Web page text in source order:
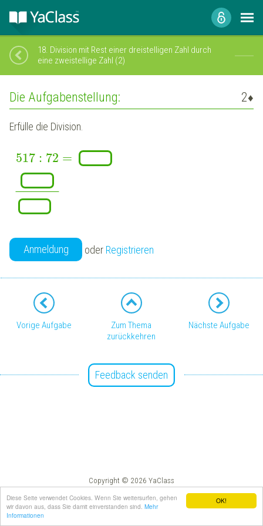
OK!
Diese Seite verwendet Cookies. Wenn Sie weitersurfen, gehen
wir davon aus, dass Sie damit einverstanden sind. Mehr
Informationen
18. Division mit Rest einer dreistelligen Zahl durch
eine zweistellige Zahl (2)
Die Aufgabenstellung: 2♦
Erfülle die Division.
517 : 72 =
¯ ¯
¯¯¯¯¯¯¯¯¯
Anmeldung oder Registrieren
Vorige Aufgabe
Zum Thema
zurückkehren
Nächste Aufgabe
Feedback senden
Copyright © 2026 YaClass
Impressum
AGB